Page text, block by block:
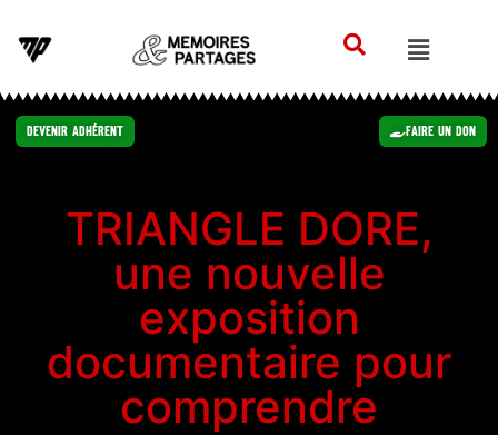
Devenir Adhérent Faire un Don
TRIANGLE DORE,
une nouvelle
exposition
documentaire pour
comprendre